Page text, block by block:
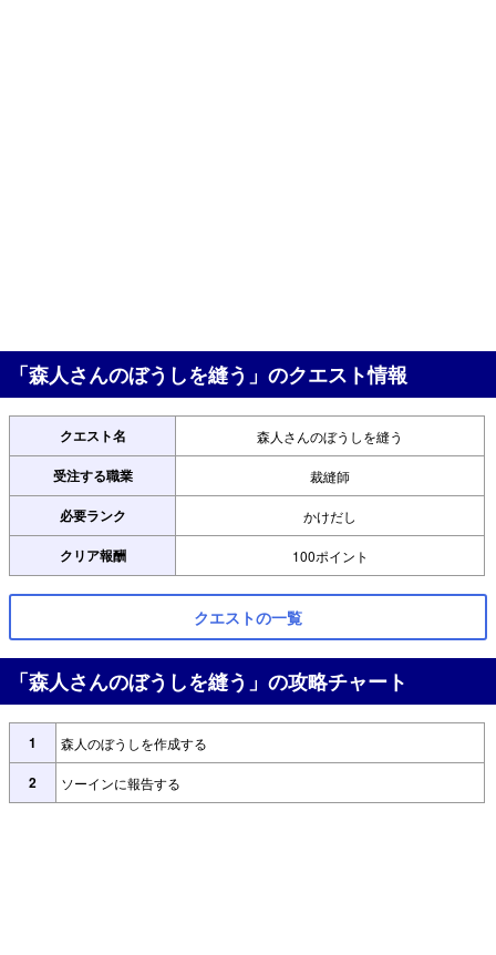
「森人さんのぼうしを縫う」のクエスト情報
クエスト名 森人さんのぼうしを縫う
受注する職業 裁縫師
必要ランク かけだし
クリア報酬 100ポイント
クエストの一覧
「森人さんのぼうしを縫う」の攻略チャート
1 森人のぼうしを作成する
2 ソーインに報告する